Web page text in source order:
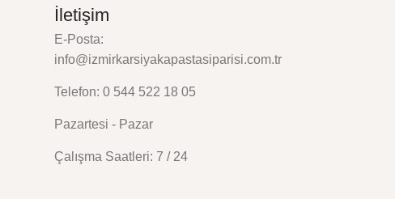
İletişim
E-Posta:
info@izmirkarsiyakapastasiparisi.com.tr
Telefon: 0 544 522 18 05
Pazartesi - Pazar
Çalışma Saatleri: 7 / 24